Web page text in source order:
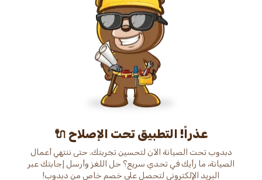
عذراً! التطبيق تحت الإصلاح 🔌
دبدوب تحت الصيانة الآن لتحسين تجربتك. حتى ننتهي أعمال
الصيانة، ما رأيك في تحدي سريع؟ حل اللغز وأرسل إجابتك عبر
البريد الإلكتروني لتحصل على خصم خاص من دبدوب!